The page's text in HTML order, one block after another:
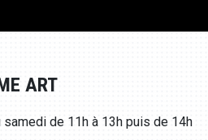
ART
samedi de 11h à 13h puis de 14h